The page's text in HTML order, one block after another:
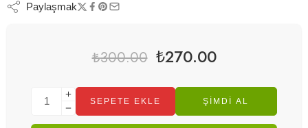
Paylaşmak
₺300.00 ₺270.00
SEPETE EKLE ŞIMDI AL